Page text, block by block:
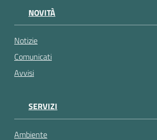
NOVITÀ
Notizie
Comunicati
Avvisi
SERVIZI
Ambiente